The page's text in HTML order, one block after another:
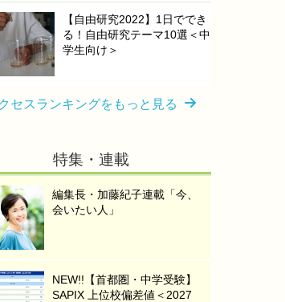
【自由研究2022】1日ででき
る！自由研究テーマ10選＜中
学生向け＞
セスランキングをもっと見る
特集・連載
編集長・加藤紀子連載「今、
会いたい人」
NEW!!【首都圏・中学受験】
SAPIX 上位校偏差値＜2027